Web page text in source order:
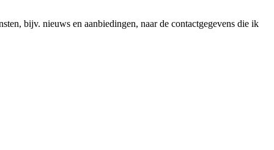
bijv. nieuws en aanbiedingen, naar de contactgegevens die ik